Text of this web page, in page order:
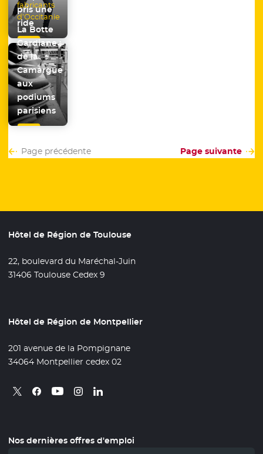
pris une
ride
fabricants
d’Occitanie
La Botte
Gardiane :
de la
Camargue
aux
podiums
parisiens
Page précédente Page suivante
Hôtel de Région de Toulouse
22, boulevard du Maréchal-Juin
31406 Toulouse Cedex 9
Hôtel de Région de Montpellier
201 avenue de la Pompignane
34064 Montpellier cedex 02
Retrouvez nous sur X
- Nouvelle fenêtre
Retrouvez nous sur Facebook
- Nouvelle fenêtre
Retrouvez nous sur Youtube
- Nouvelle fenêtre
Retrouvez nous sur Instagram
- Nouvelle fenêtre
Retrouvez nous sur Linkedin
- Nouvelle fenêtre
Nos dernières offres d'emploi